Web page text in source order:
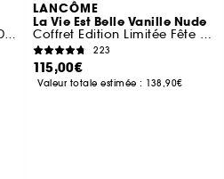
Eau De Parfum Vaporisateur De Sac Rechargeable
LANCÔME
La Vie Est Belle Vanille Nude
Coffret Edition Limitée Fête des Mères
223
115,00€
Valeur totale estimée : 138,90€